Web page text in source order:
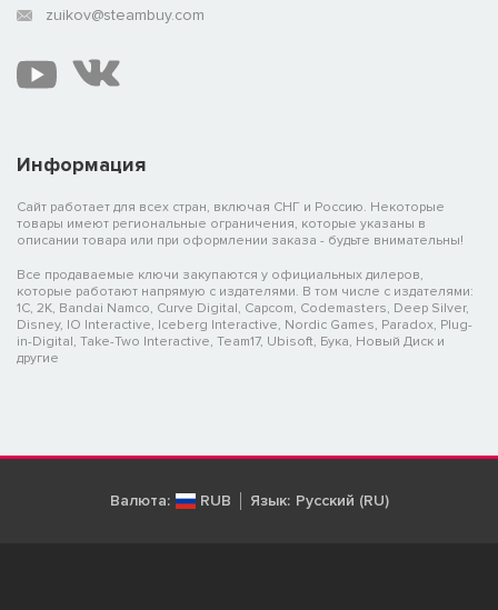
Информация
Сайт работает для всех стран, включая СНГ и Россию. Некоторые
товары имеют региональные ограничения, которые указаны в
описании товара или при оформлении заказа - будьте внимательны!
Все продаваемые ключи закупаются у официальных дилеров,
которые работают напрямую с издателями. В том числе с издателями:
1C, 2K, Bandai Namco, Curve Digital, Capcom, Codemasters, Deep Silver,
Disney, IO Interactive, Iceberg Interactive, Nordic Games, Paradox, Plug-
in-Digital, Take-Two Interactive, Team17, Ubisoft, Бука, Новый Диск и
другие
zuikov@steambuy.com
Валюта: RUB Язык: Русский (RU)